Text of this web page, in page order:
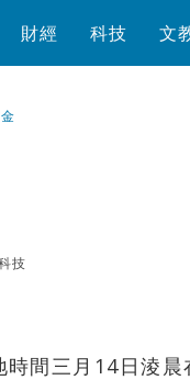
財經 科技 文
技
間三月14日淩